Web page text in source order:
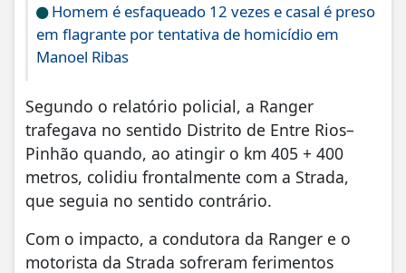
Homem é esfaqueado 12 vezes e casal é preso
em flagrante por tentativa de homicídio em
Manoel Ribas
Segundo o relatório policial, a Ranger
trafegava no sentido Distrito de Entre Rios–
Pinhão quando, ao atingir o km 405 + 400
metros, colidiu frontalmente com a Strada,
que seguia no sentido contrário.
Com o impacto, a condutora da Ranger e o
motorista da Strada sofreram ferimentos